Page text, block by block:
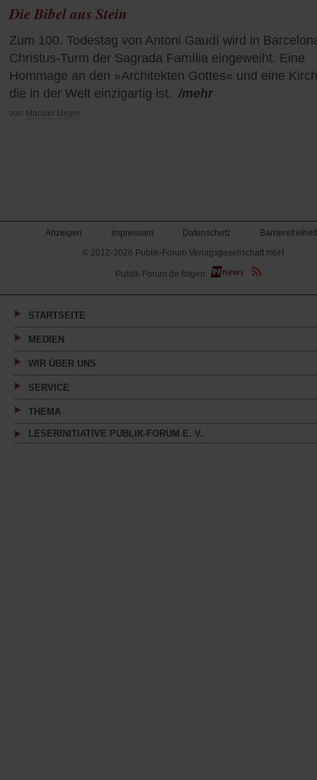
Die Bibel aus Stein
Zum 100. Todestag von Antoni Gaudí wird in
Christus-Turm der Sagrada Família eingeweiht. Eine
Hommage an den »Architekten Gottes« und eine
die in der Welt einzigartig ist. /mehr
von Manuel Meyer
Anzeigen Impressum Datenschutz
Barrierefreiheit
© 2012-2026 Publik-Forum Verlagsgesellschaft mbH
(Öffnet
in
neuen
Publik-Forum.de folgen:
STARTSEITE
MEDIEN
WIR ÜBER UNS
SERVICE
THEMA
LESERINITIATIVE PUBLIK-FORUM E. V.